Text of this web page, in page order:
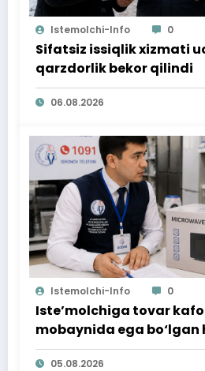
Istemolchi-Info 0
Sifatsiz issiqlik xizmati
qarzdorlik bekor qilindi
06.08.2026
Istemolchi-Info 0
Iste’molchiga tovar
mobaynida ega
ta’minlab berildi
05.08.2026